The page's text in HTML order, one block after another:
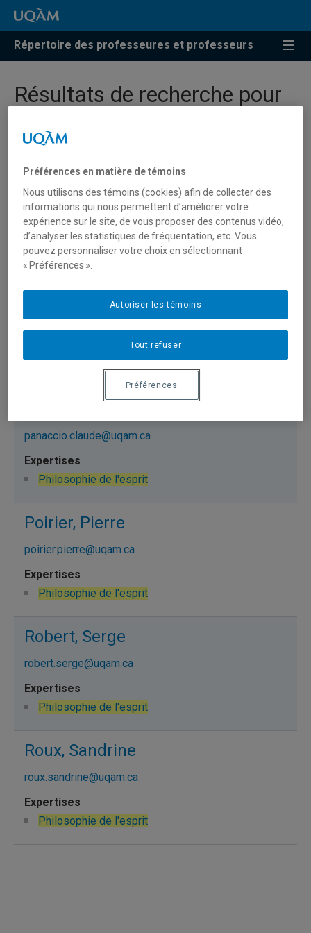
Répertoire des professeures et professeurs
Résultats de recherche pour
Faucher, Luc
faucher.luc@uqam.ca
Philosophie de l'esprit
Fisette, Denis
fisette.denis@uqam.ca
panaccio.claude@uqam.ca
Philosophie de l'esprit
Poirier, Pierre
poirier.pierre@uqam.ca
Philosophie de l'esprit
Robert, Serge
robert.serge@uqam.ca
Philosophie de l'esprit
Roux, Sandrine
roux.sandrine@uqam.ca
Philosophie de l'esprit
Préférences en matière de témoins
Nous utilisons des témoins (cookies) afin de collecter des
informations qui nous permettent d’améliorer votre
expérience sur le site, de vous proposer des contenus vidéo,
d’analyser les statistiques de fréquentation, etc. Vous
pouvez personnaliser votre choix en sélectionnant
« Préférences ».
Tout refuser
Autoriser les témoins
Préférences